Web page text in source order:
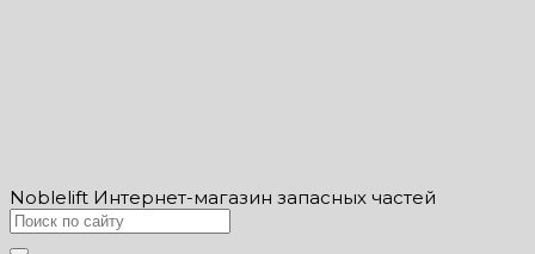
Noblelift Интернет-магазин запасных частей